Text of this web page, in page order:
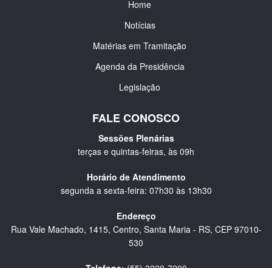
Home
Notícias
Matérias em Tramitação
Agenda da Presidência
Legislação
FALE CONOSCO
Sessões Plenárias
terças e quintas-feiras, às 09h
Horário de Atendimento
segunda a sexta-feira: 07h30 às 13h30
Endereço
Rua Vale Machado, 1415, Centro, Santa Maria - RS, CEP 97010-
530